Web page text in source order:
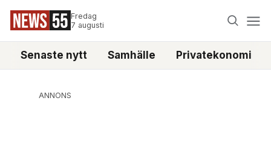
Fredag
7 augusti
Senaste nytt Samhälle Privatekonomi
ANNONS